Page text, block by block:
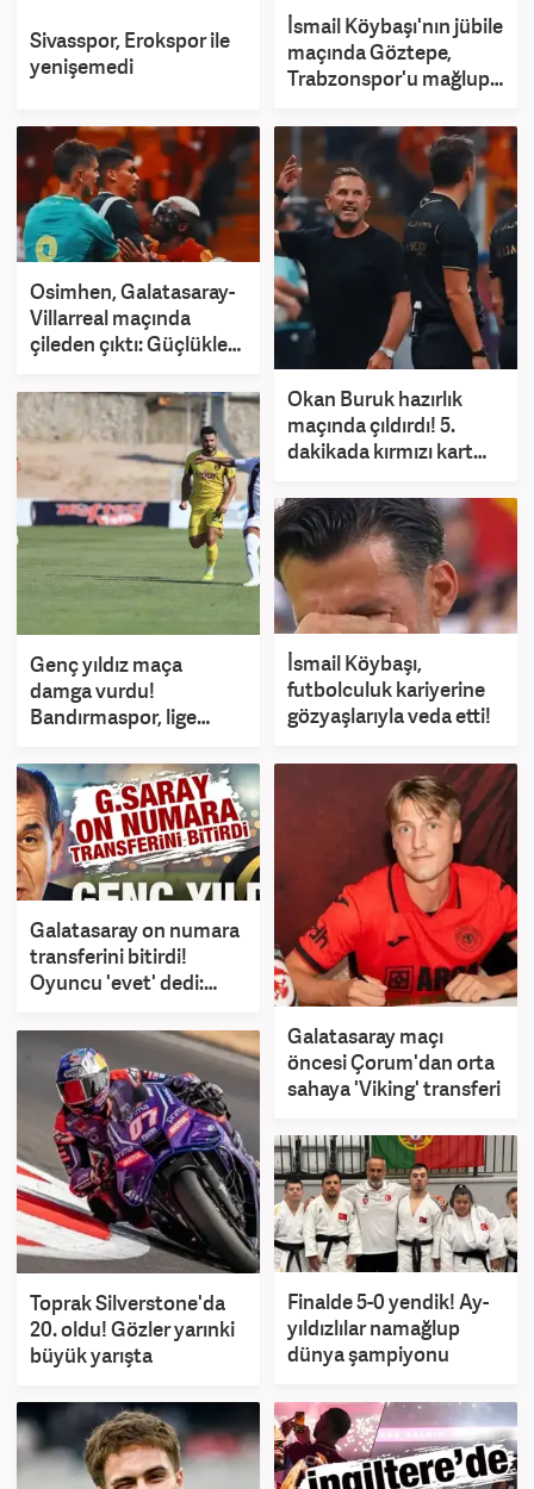
Sivasspor, Erokspor ile
yenişemedi
İsmail Köybaşı'nın jübile
maçında Göztepe,
Trabzonspor'u mağlup
Osimhen, Galatasaray-
Villarreal maçında
çileden çıktı: Güçlükle
Okan Buruk hazırlık
maçında çıldırdı! 5.
dakikada kırmızı kart
Genç yıldız maça
damga vurdu!
Bandırmaspor, lige
İsmail Köybaşı,
futbolculuk kariyerine
gözyaşlarıyla veda etti!
Galatasaray on numara
transferini bitirdi!
Oyuncu 'evet' dedi:
Buruk'ta
Galatasaray maçı
öncesi Çorum'dan orta
sahaya 'Viking' transferi
Toprak Silverstone'da
20. oldu! Gözler yarınki
büyük yarışta
Finalde 5-0 yendik! Ay-
yıldızlılar namağlup
dünya şampiyonu